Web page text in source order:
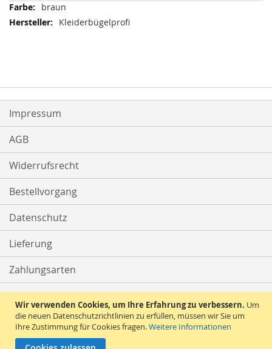
Wir verwenden Cookies, um Ihre Erfahrung zu verbessern. Um
die neuen Datenschutzrichtlinien zu erfüllen, müssen wir Sie um
Ihre Zustimmung für Cookies fragen.Weitere Informationen
Mehr
Informationen
braun
Kleiderbügelprofi
Impressum
AGB
Widerrufsrecht
Bestellvorgang
Datenschutz
Lieferung
Zahlungsarten
Kontakt
Vertrag widerrufen